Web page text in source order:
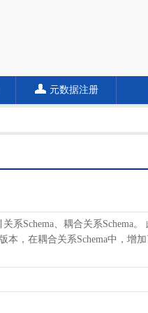
元数据注册
系Schema、耦合关系Schema。
本，在耦合关系Schema中，增